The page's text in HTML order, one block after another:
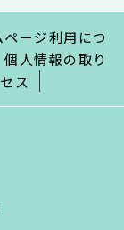
ページ利用につ
個人情報の取り
ス